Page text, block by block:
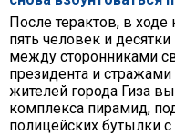
После терактов, в
пять человек и
между сторонниками
президента и
жителей города Гиза
комплекса пирамид,
полицейских бутылки